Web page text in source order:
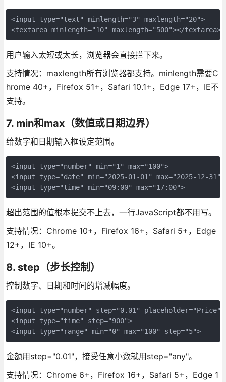
<input type="text" minlength="3" maxlength="20">
<textarea minlength="10" maxlength="500"></textarea>
用户输入太短或太长，浏览器会直接拦下来。
支持情况：maxlength所有浏览器都支持。minlength需要C
hrome 40+，Firefox 51+，Safari 10.1+，Edge 17+，IE不
支持。
7. min和max（数值或日期边界）
给数字和日期输入框设定范围。
<input type="number" min="1" max="100">
<input type="date" min="2025-01-01" max="2025-12-31">
<input type="time" min="09:00" max="17:00">
超出范围的值根本提交不上去，一行JavaScript都不用写。
支持情况：Chrome 10+，Firefox 16+，Safari 5+，Edge
12+，IE 10+。
8. step（步长控制）
控制数字、日期和时间的增减幅度。
<input type="number" step="0.01" placeholder="Price">
<input type="time" step="900">
<input type="range" min="0" max="100" step="5">
金额用step="0.01"，接受任意小数就用step="any"。
支持情况：Chrome 6+，Firefox 16+，Safari 5+，Edge 1